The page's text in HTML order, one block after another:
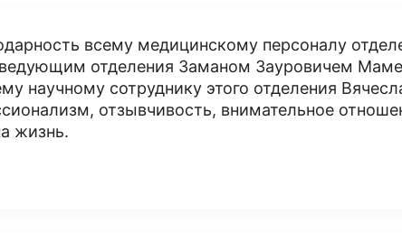
всему медицинскому персоналу
отделения Заманом Зауровичем
научному сотруднику этого отделения
отзывчивость, внимательное
жизнь.